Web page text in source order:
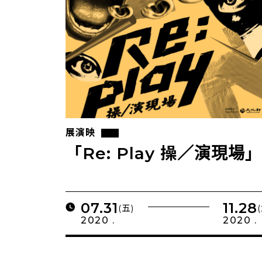
展演映
「Re: Play 操／演現場
07.31 (五)
2020 .
11.28
2020 .